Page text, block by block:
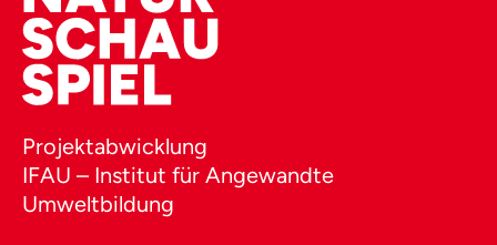
Projektabwicklung
IFAU – Institut für Angewandte
Umweltbildung